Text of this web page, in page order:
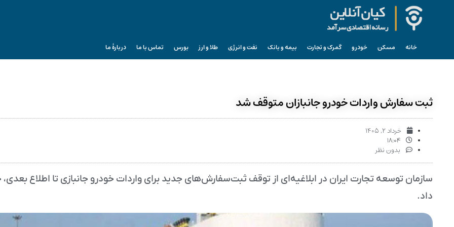
خانه مسکن خودرو گمرک و تجارت بیمه و بانک نفت و انرژی طلا و ارز بورس تماس با ما دربارۀ ما
ثبت سفارش واردات خودرو جانبازان متوقف شد
خرداد ۲, ۱۴۰۵
۱۸:۰۴
بدون نظر
سازمان توسعه تجارت ایران در ابلاغیه‌ای از توقف ثبت‌سفارش‌های جدید برای واردات خودرو جانبازی تا اطلاع بعدی،
داد.